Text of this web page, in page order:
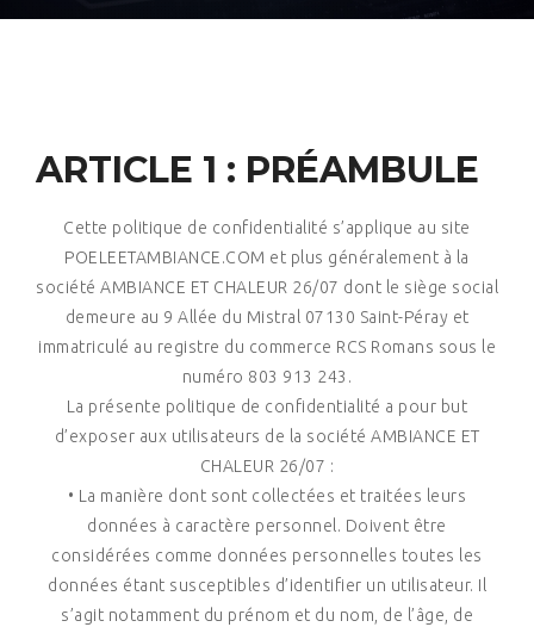
ARTICLE 1 : PRÉAMBULE
Cette politique de confidentialité s’applique au site
POELEETAMBIANCE.COM et plus généralement à la
société AMBIANCE ET CHALEUR 26/07 dont le siège social
demeure au 9 Allée du Mistral 07130 Saint-Péray et
immatriculé au registre du commerce RCS Romans sous le
numéro 803 913 243.
La présente politique de confidentialité a pour but
d’exposer aux utilisateurs de la société AMBIANCE ET
CHALEUR 26/07 :
• La manière dont sont collectées et traitées leurs
données à caractère personnel. Doivent être
considérées comme données personnelles toutes les
données étant susceptibles d’identifier un utilisateur. Il
s’agit notamment du prénom et du nom, de l’âge, de